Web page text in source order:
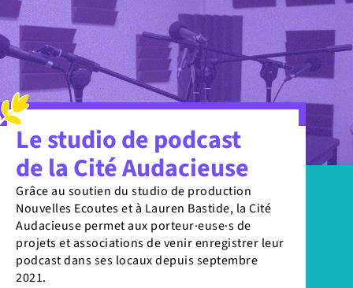
Le studio de podcast
de la Cité Audacieuse
Grâce au soutien du studio de production
Nouvelles Ecoutes et à Lauren Bastide, la Cité
Audacieuse permet aux porteur·euse·s de
projets et associations de venir enregistrer leur
podcast dans ses locaux depuis septembre
2021.